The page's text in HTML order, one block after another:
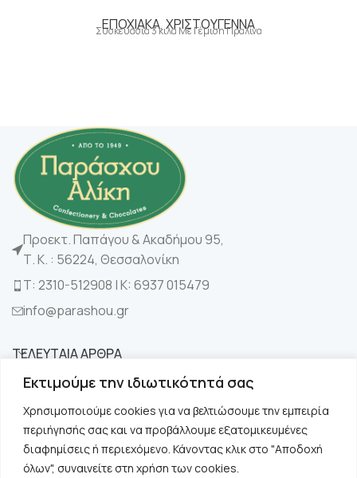
Εκτιμούμε την ιδιωτικότητά σας
Χρησιμοποιούμε cookies για να βελτιώσουμε την εμπειρία
περιήγησής σας και να προβάλλουμε εξατομικευμένες
διαφημίσεις ή περιεχόμενο. Κάνοντας κλικ στο "Αποδοχή
όλων", συναινείτε στη χρήση των cookies.
ΕΠΟΧΙΑΚΑ, ΧΡΙΣΤΟΥΓΕΝΝΑ
Συσκευασία 3 κιλά Με Γέμιση Πραλίνα
Προεκτ. Παπάγου & Ακαδήμου 95,
Τ. Κ. : 56224, Θεσσαλονίκη
Τ: 2310-512908 | K: 6937 015479
info@parashou.gr
ΤΕΛΕΥΤΑΙΑ ΑΡΘΡΑ
ΚΑΤΗΓΟΡΙΕΣ
ΧΡΗΣΙΜΑ